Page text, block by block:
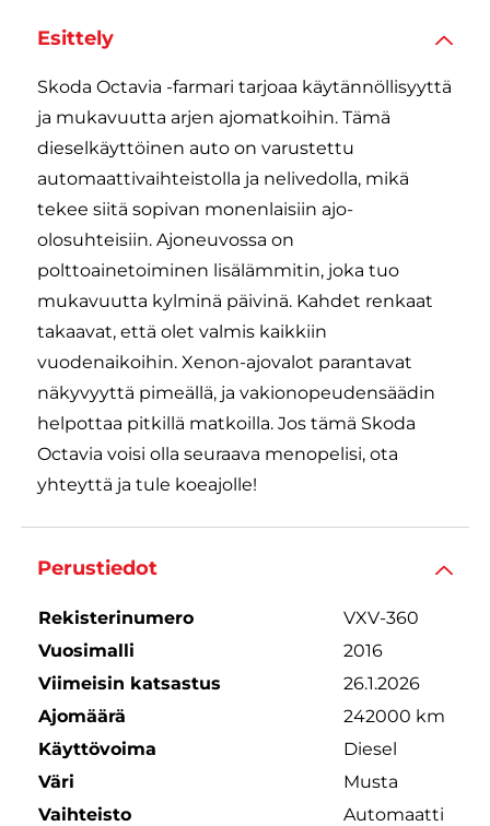
Esittely
Skoda Octavia -farmari tarjoaa käytännöllisyyttä
ja mukavuutta arjen ajomatkoihin. Tämä
dieselkäyttöinen auto on varustettu
automaattivaihteistolla ja nelivedolla, mikä
tekee siitä sopivan monenlaisiin ajo-
olosuhteisiin. Ajoneuvossa on
polttoainetoiminen lisälämmitin, joka tuo
mukavuutta kylminä päivinä. Kahdet renkaat
takaavat, että olet valmis kaikkiin
vuodenaikoihin. Xenon-ajovalot parantavat
näkyvyyttä pimeällä, ja vakionopeudensäädin
helpottaa pitkillä matkoilla. Jos tämä Skoda
Octavia voisi olla seuraava menopelisi, ota
yhteyttä ja tule koeajolle!
Perustiedot
Rekisterinumero
VXV-360
Vuosimalli
2016
Viimeisin katsastus
26.1.2026
Ajomäärä
242000 km
Käyttövoima
Diesel
Väri
Musta
Vaihteisto
Automaatti